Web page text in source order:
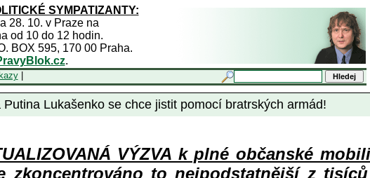
SYMPATIZANTY:
28. 10. v Praze na
od 10 do 12 hodin.
BOX 595, 170 00 Praha.
.
|
Lukašenko se chce jistit pomocí bratrských armád!
VÝZVA k plné občanské
zkoncentrováno to nejpodstatnější z